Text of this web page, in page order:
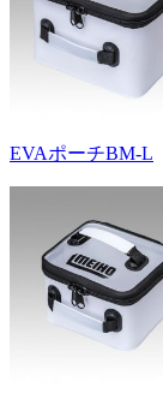
EVAポーチBM-L